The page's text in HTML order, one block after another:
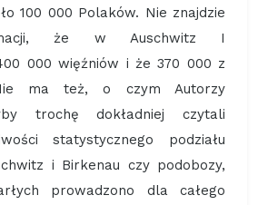
100 000 Polaków. Nie znajdzie
że w Auschwitz I
000 więźniów i że 370 000 z
ma też, o czym Autorzy
trochę dokładniej czytali
statystycznego podziału
i Birkenau czy podobozy,
prowadzono dla całego